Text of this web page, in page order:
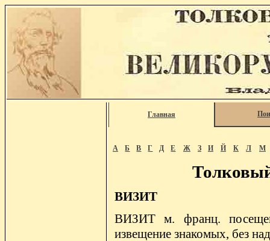
Главная
А Б В Г Д Е Ж З И Й К Л М
ВИЗИТ
ВИЗИТ м. франц.
извещение знакомых, без